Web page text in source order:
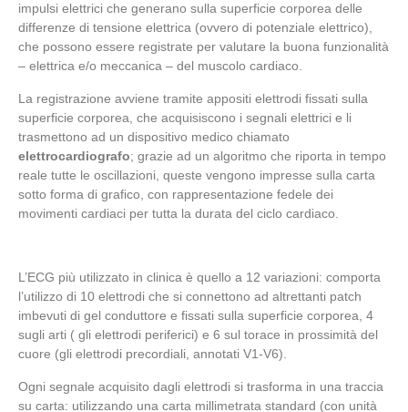
impulsi elettrici che generano sulla superficie corporea delle
differenze di tensione elettrica (ovvero di potenziale elettrico),
che possono essere registrate per valutare la buona funzionalità
– elettrica e/o meccanica – del muscolo cardiaco.
La registrazione avviene tramite appositi elettrodi fissati sulla
superficie corporea, che acquisiscono i segnali elettrici e li
trasmettono ad un dispositivo medico chiamato
elettrocardiografo; grazie ad un algoritmo che riporta in tempo
reale tutte le oscillazioni, queste vengono impresse sulla carta
sotto forma di grafico, con rappresentazione fedele dei
movimenti cardiaci per tutta la durata del ciclo cardiaco.
L’ECG più utilizzato in clinica è quello a 12 variazioni: comporta
l’utilizzo di 10 elettrodi che si connettono ad altrettanti patch
imbevuti di gel conduttore e fissati sulla superficie corporea, 4
sugli arti ( gli elettrodi periferici) e 6 sul torace in prossimità del
cuore (gli elettrodi precordiali, annotati V1-V6).
Ogni segnale acquisito dagli elettrodi si trasforma in una traccia
su carta: utilizzando una carta millimetrata standard (con unità